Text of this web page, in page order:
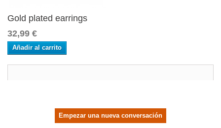
Gold plated earrings
32,99 €
Añadir al carrito
Empezar una nueva conversación